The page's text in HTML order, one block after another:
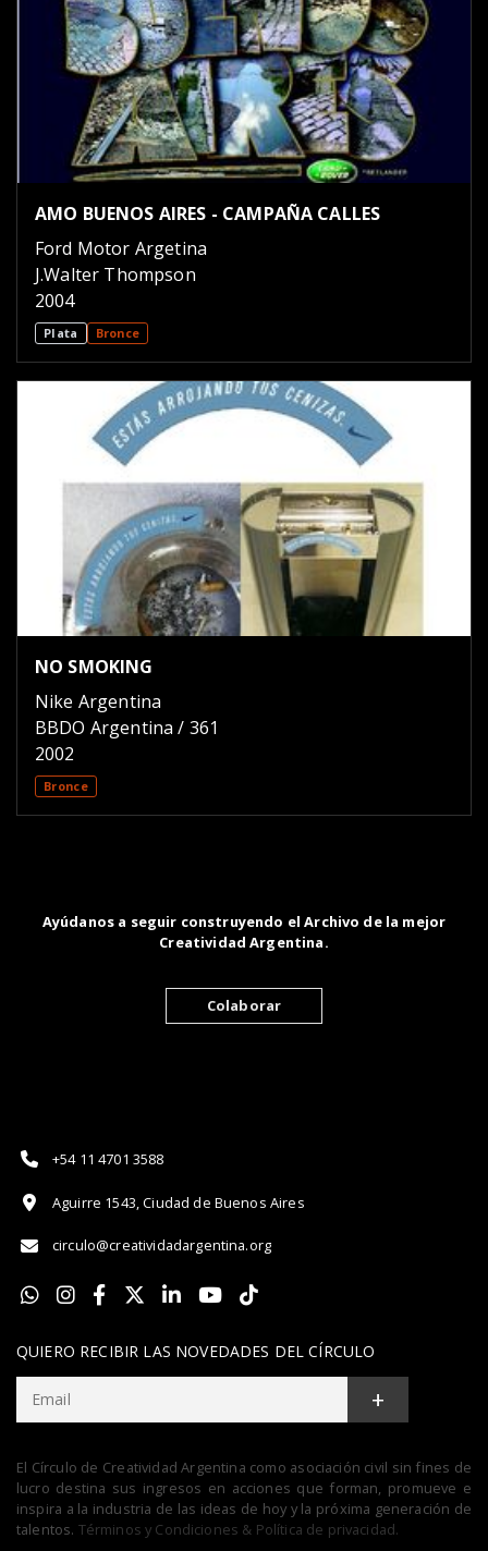
AMO BUENOS AIRES - CAMPAÑA CALLES
Ford Motor Argetina
J.Walter Thompson
2004
Plata Bronce
NO SMOKING
Nike Argentina
BBDO Argentina / 361
2002
Bronce
Ayúdanos a seguir construyendo el Archivo de la mejor
Creatividad Argentina.
Colaborar
+54 11 4701 3588
Aguirre 1543, Ciudad de Buenos Aires
circulo@creatividadargentina.org
QUIERO RECIBIR LAS NOVEDADES DEL CÍRCULO
+
El Círculo de Creatividad Argentina como asociación civil sin fines de
lucro destina sus ingresos en acciones que forman, promueve e
inspira a la industria de las ideas de hoy y la próxima generación de
talentos. Términos y Condiciones & Política de privacidad.